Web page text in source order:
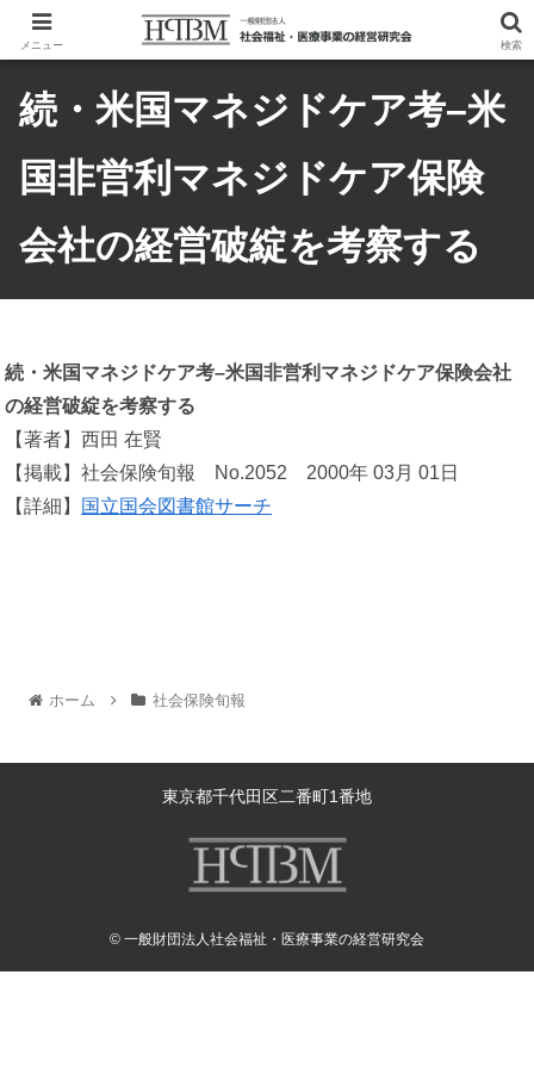
続・米国マネジドケア考–米
国非営利マネジドケア保険
会社の経営破綻を考察する
続・米国マネジドケア考–米国非営利マネジドケア保険会社
の経営破綻を考察する
【著者】西田 在賢
【掲載】社会保険旬報 No.2052 2000年 03月 01日
【詳細】
国立国会図書館サーチ
ホーム 社会保険旬報
東京都千代田区二番町1番地
© 一般財団法人社会福祉・医療事業の経営研究会
メニュー 検索